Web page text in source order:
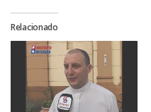
Relacionado